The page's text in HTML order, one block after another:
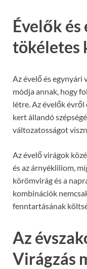
Évelők
tökéletes
Az évelő és egynyári
módja annak, hogy
létre. Az évelők
kert állandó
változatosságot
Az évelő virágok
és az árnyékliliom,
körömvirág és a
kombinációk
fenntartásának
Az
Virágzás